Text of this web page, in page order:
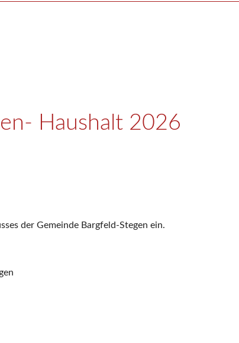
Haushalt 2026
der Gemeinde Bargfeld-Stegen ein.